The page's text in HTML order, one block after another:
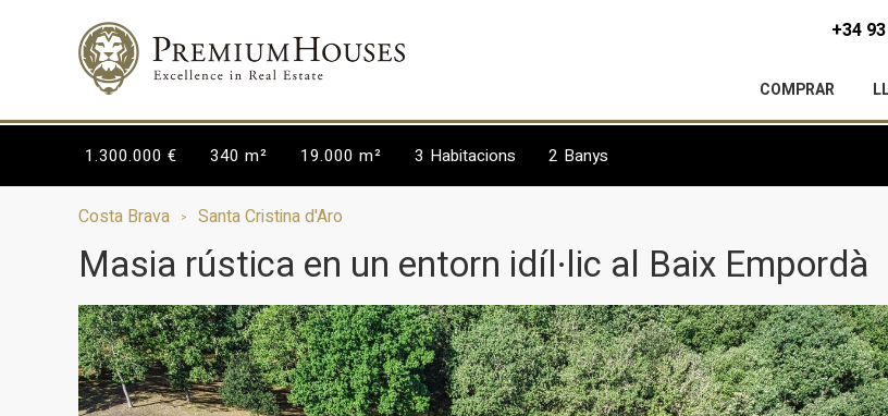
+34
COMPRAR
1.300.000 € 340 m² 19.000 m² 3 Habitacions 2 Banys
Costa Brava Santa Cristina d'Aro
Masia rústica en un entorn idíl·lic al Baix Empordà